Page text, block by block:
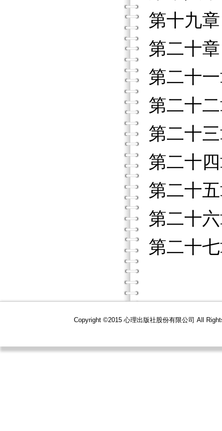
第十九
第二十
第二十
第二十
第二十
第二十
第二十
第二十
第二十
Copyright ©2015 心理出版社股份有限公司 All